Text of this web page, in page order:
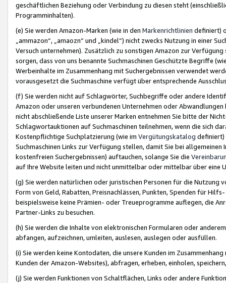
geschäftlichen Beziehung oder Verbindung zu diesen steht
Programminhalten).
(e) Sie werden Amazon-Marken (wie in den Markenrichtlinien definiert)
„ammazon“, „amaozn“ und „kindel“) nicht zwecks Nutzung in einer
Versuch unternehmen). Zusätzlich zu sonstigen Amazon zur
sorgen, dass von uns benannte Suchmaschinen Geschützte Begriffe
Werbeinhalte im Zusammenhang mit Suchergebnissen verwendet
vorausgesetzt die Suchmaschine verfügt über entsprechende
(f) Sie werden nicht auf Schlagwörter, Suchbegriffe oder andere
Amazon oder unseren verbundenen Unternehmen oder
nicht abschließende Liste unserer Marken entnehmen Sie bitte der
Schlagwortauktionen auf Suchmaschinen teilnehmen, wenn die sich
Kostenpflichtige Suchplatzierung (wie im Vergütungskatalog definiert)
Suchmaschinen Links zur Verfügung stellen, damit Sie bei
kostenfreien Suchergebnissen) auftauchen, solange Sie die
auf Ihre Website leiten und nicht unmittelbar oder mittelbar über eine
(g) Sie werden natürlichen oder juristischen Personen für die Nutzung
Form von Geld, Rabatten, Preisnachlässen, Punkten, Spenden für
beispielsweise keine Prämien- oder Treueprogramme auflegen, die
Partner-Links zu besuchen.
(h) Sie werden die Inhalte von elektronischen Formularen oder
abfangen, aufzeichnen, umleiten, auslesen, auslegen oder ausfüllen.
(i) Sie werden keine Kontodaten, die unsere Kunden im
Kunden der Amazon-Websites), abfragen, erheben, einholen,
(j) Sie werden Funktionen von Schaltflächen, Links oder andere